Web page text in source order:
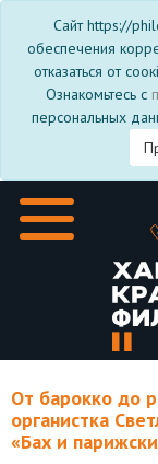
Сайт https://
обеспечения
отказаться от
Ознакомьтесь с
персональных
От барокко до
органистка
«Бах и